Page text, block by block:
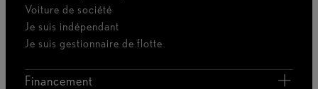
Voiture de société
Je suis indépendant
Je suis gestionnaire de flotte
Financement